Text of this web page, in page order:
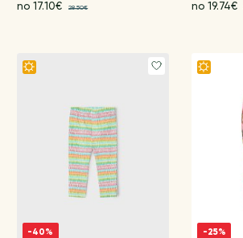
no 17.10€ 28.50€ no 19.74€
-40% -25%